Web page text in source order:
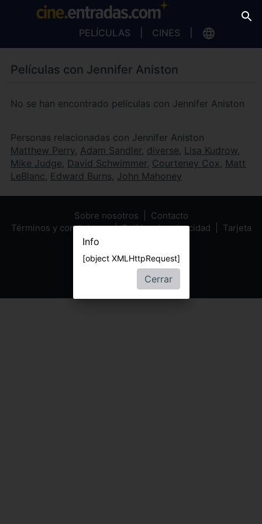
PELÍCULAS CINES
Películas con Jennifer Aniston
No se han encontrado películas con Jennifer Aniston
Personas relacionadas con Jennifer Aniston
Matthew Perry, Adam Sandler, diverse, Lisa Kudrow,
Mike Judge, David Schwimmer, Courteney Cox, Matt
LeBlanc, Edward Burns, John Mahoney
Sobre nosotros
Contacto
Términos y condiciones
Política de privacidad
Tarjeta
Info
[object XMLHttpRequest]
Cerrar